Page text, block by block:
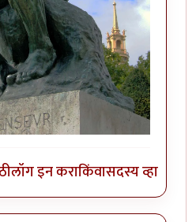
लॉग इन कराकिंवासदस्य व्हा